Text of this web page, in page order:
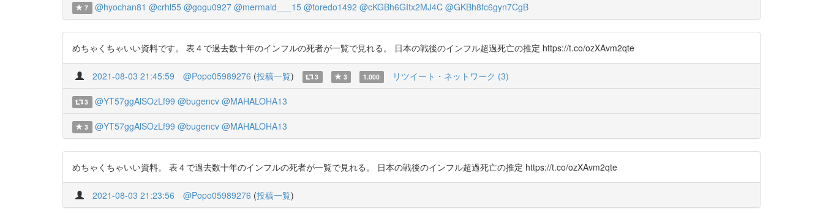
7 @hyochan81 @crhl55 @gogu0927 @mermaid___15 @toredo1492 @cKGBh6GItx2MJ4C @GKBh8fc6gyn7CgB
めちゃくちゃいい資料です。 表４で過去数十年のインフルの死者が一覧で見れる。 日本の戦後のインフル超過死亡の推定 https://t.co/ozXAvm2qte
2021-08-03 21:45:59 @Popo05989276 (投稿一覧) 3 3 1.000 リツイート・ネットワーク (3)
3 @YT57ggAlSOzLf99 @bugencv @MAHALOHA13
3 @YT57ggAlSOzLf99 @bugencv @MAHALOHA13
めちゃくちゃいい資料。 表４で過去数十年のインフルの死者が一覧で見れる。 日本の戦後のインフル超過死亡の推定 https://t.co/ozXAvm2qte
2021-08-03 21:23:56 @Popo05989276 (投稿一覧)